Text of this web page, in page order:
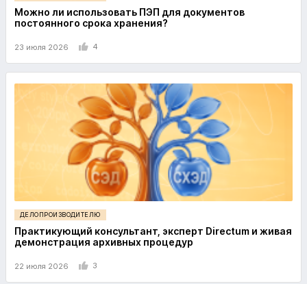
Можно ли использовать ПЭП для документов
постоянного срока хранения?
23 июля 2026 4
ДЕЛОПРОИЗВОДИТЕЛЮ
Практикующий консультант, эксперт Directum и живая
демонстрация архивных процедур
22 июля 2026 3